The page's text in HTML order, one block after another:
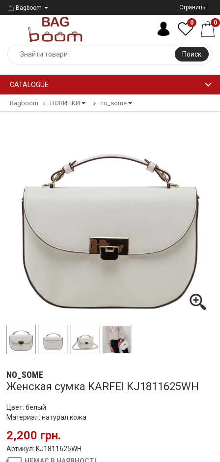
Bagboom Страницы
Поиск
0 0
CATALOGUE
Bagboom НОВИНКИ no_some
NO_SOME
Женская сумка KARFEI KJ1811625WH
Цвет: белый
Материал: натурал кожа
2,200 грн.
Артикул: KJ1811625WH